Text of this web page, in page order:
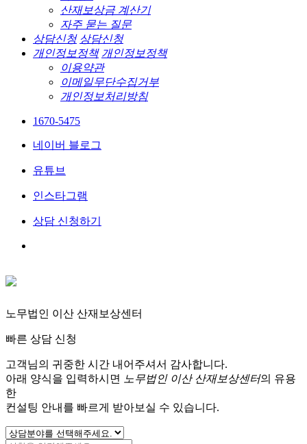
산재보상금 계산기
자주 묻는 질문
상담신청 상담신청
개인정보정책 개인정보정책
이용약관
이메일무단수집거부
개인정보처리방침
1670-5475
네이버 블로그
유튜브
인스타그램
상담 신청하기
노무법인 이산 산재보상센터
빠른 상담 신청
고객님의 귀중한 시간 내어주셔서 감사합니다.
아래 양식을 입력하시면
노무법인 이산 산재보상센터의 유용
한
컨설팅 안내를 빠르게 받아보실 수 있습니다.